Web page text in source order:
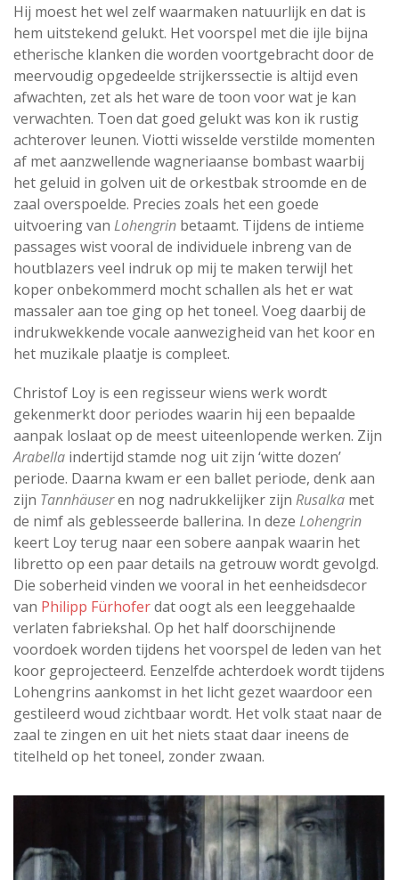
Hij moest het wel zelf waarmaken natuurlijk en dat is
hem uitstekend gelukt. Het voorspel met die ijle bijna
etherische klanken die worden voortgebracht door de
meervoudig opgedeelde strijkerssectie is altijd even
afwachten, zet als het ware de toon voor wat je kan
verwachten. Toen dat goed gelukt was kon ik rustig
achterover leunen. Viotti wisselde verstilde momenten
af met aanzwellende wagneriaanse bombast waarbij
het geluid in golven uit de orkestbak stroomde en de
zaal overspoelde. Precies zoals het een goede
uitvoering van Lohengrin betaamt. Tijdens de intieme
passages wist vooral de individuele inbreng van de
houtblazers veel indruk op mij te maken terwijl het
koper onbekommerd mocht schallen als het er wat
massaler aan toe ging op het toneel. Voeg daarbij de
indrukwekkende vocale aanwezigheid van het koor en
het muzikale plaatje is compleet.
Christof Loy is een regisseur wiens werk wordt
gekenmerkt door periodes waarin hij een bepaalde
aanpak loslaat op de meest uiteenlopende werken. Zijn
Arabella indertijd stamde nog uit zijn ‘witte dozen’
periode. Daarna kwam er een ballet periode, denk aan
zijn Tannhäuseren nog nadrukkelijker zijn Rusalka met
de nimf als geblesseerde ballerina. In deze Lohengrin
keert Loy terug naar een sobere aanpak waarin het
libretto op een paar details na getrouw wordt gevolgd.
Die soberheid vinden we vooral in het eenheidsdecor
van Philipp Fürhoferdat oogt als een leeggehaalde
verlaten fabriekshal. Op het half doorschijnende
voordoek worden tijdens het voorspel de leden van het
koor geprojecteerd. Eenzelfde achterdoek wordt tijdens
Lohengrins aankomst in het licht gezet waardoor een
gestileerd woud zichtbaar wordt. Het volk staat naar de
zaal te zingen en uit het niets staat daar ineens de
titelheld op het toneel, zonder zwaan.